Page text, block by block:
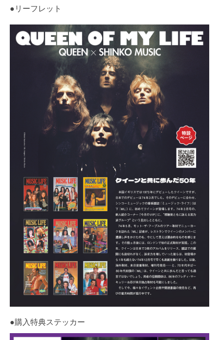
●リーフレット
●購入特典ステッカー